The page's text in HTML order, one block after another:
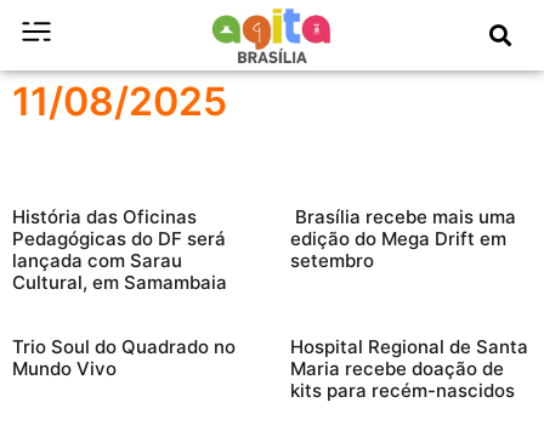
11/08/2025
História das Oficinas
Pedagógicas do DF será
lançada com Sarau
Cultural, em Samambaia
Brasília recebe mais uma
edição do Mega Drift em
setembro
Trio Soul do Quadrado no
Mundo Vivo
Hospital Regional de Santa
Maria recebe doação de
kits para recém-nascidos